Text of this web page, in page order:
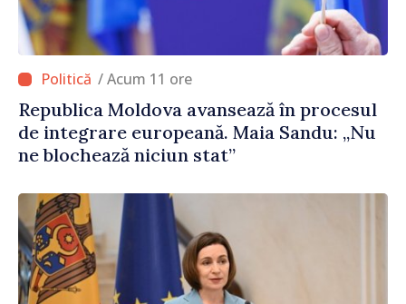
/ Acum 11 ore
Republica Moldova avansează în procesul
de integrare europeană. Maia Sandu: „Nu
ne blochează niciun stat”